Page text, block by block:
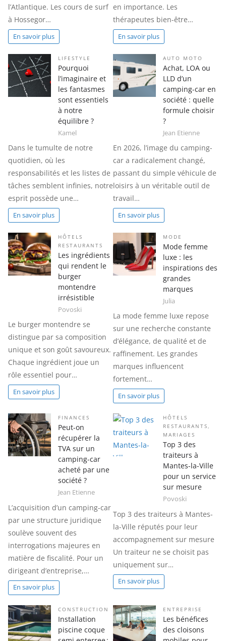
l’Atlantique. Les cours de surf
à Hossegor…
En savoir plus
en importance. Les
thérapeutes bien-être…
En savoir plus
LIFESTYLE
Pourquoi
l’imaginaire et
les fantasmes
sont essentiels
à notre
équilibre ?
Kamel
Dans le tumulte de notre
quotidien, où les
responsabilités et les listes de
tâches semblent infinies, notre
esprit possède une…
En savoir plus
AUTO MOTO
Achat, LOA ou
LLD d’un
camping-car en
société : quelle
formule choisir
?
Jean Etienne
En 2026, l’image du camping-
car a radicalement changé,
passant du simple véhicule de
loisirs à un véritable outil de
travail…
En savoir plus
HÔTELS
RESTAURANTS
Les ingrédients
qui rendent le
burger
montendre
irrésistible
Povoski
Le burger montendre se
distingue par sa composition
unique et son goût savoureux.
Chaque ingrédient joue un
rôle essentiel pour…
En savoir plus
MODE
Mode femme
luxe : les
inspirations des
grandes
marques
Julia
La mode femme luxe repose
sur une recherche constante
d’élégance, de qualité et de
raffinement. Les grandes
marques influencent
fortement…
En savoir plus
FINANCES
Peut-on
récupérer la
TVA sur un
camping-car
acheté par une
société ?
Jean Etienne
L’acquisition d’un camping-car
par une structure juridique
soulève souvent des
interrogations majeures en
matière de fiscalité. Pour un
dirigeant d’entreprise,…
En savoir plus
HÔTELS
RESTAURANTS,
MARIAGES
Top 3 des
traiteurs à
Mantes-la-Ville
pour un service
sur mesure
Povoski
Top 3 des traiteurs à Mantes-
la-Ville réputés pour leur
accompagnement sur mesure
Un traiteur ne se choisit pas
uniquement sur…
En savoir plus
CONSTRUCTION
Installation
piscine coque
ENTREPRISE
Les bénéfices
des cloisons